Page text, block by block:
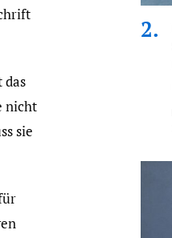
das
nicht
sie